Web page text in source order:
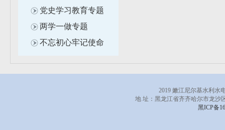
党史学习教育专题
两学一做专题
不忘初心牢记使命
2019 嫩江尼尔基水利水
地 址：黑龙江省齐齐哈尔市龙
黑ICP备